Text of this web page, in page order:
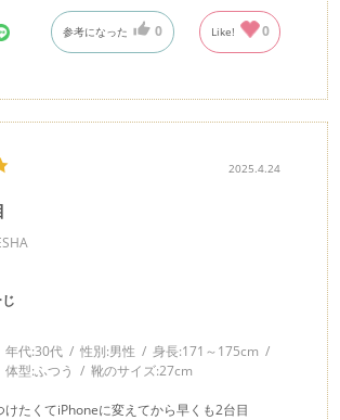
参考になった 0 Like! 0
2025.4.24
年代:30代 性別:男性 身長:171～175cm
体型:ふつう 靴のサイズ:27cm
けたくてiPhoneに変えてから早くも2台目